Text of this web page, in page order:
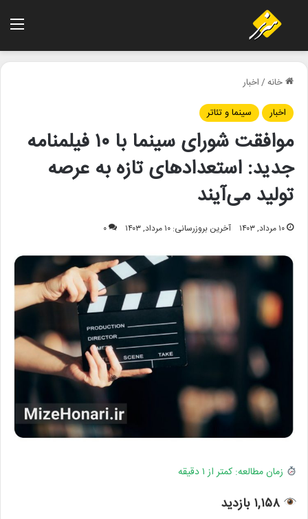
خانه/اخبار
اخبار
سینما و تئاتر
موافقت شورای سینما با ۱۰ فیلمنامه
جدید: استعدادهای تازه به عرصه
تولید می‌آیند
۱۰ مرداد, ۱۴۰۳ آخرین بروزرسانی: ۱۰ مرداد, ۱۴۰۳ ۰
زمان مطالعه: کمتر از ۱ دقیقه
۱,۱۵۸ بازدید